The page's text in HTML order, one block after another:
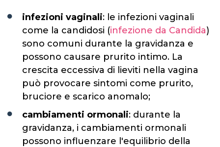
infezioni vaginali: le infezioni vaginali
come la candidosi (infezione da Candida)
sono comuni durante la gravidanza e
possono causare prurito intimo. La
crescita eccessiva di lieviti nella vagina
può provocare sintomi come prurito,
bruciore e scarico anomalo;
cambiamenti ormonali: durante la
gravidanza, i cambiamenti ormonali
possono influenzare l'equilibrio della